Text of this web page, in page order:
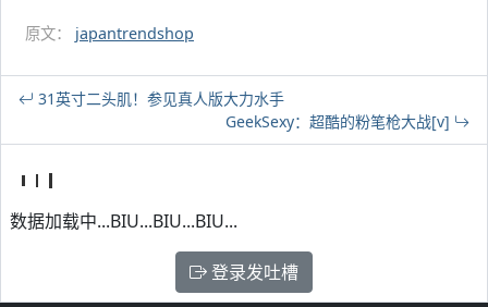
原文： japantrendshop
31英寸二头肌！参见真人版大力水手
GeekSexy：超酷的粉笔枪大战[v]
数据加载中...BIU...BIU...BIU...
登录发吐槽